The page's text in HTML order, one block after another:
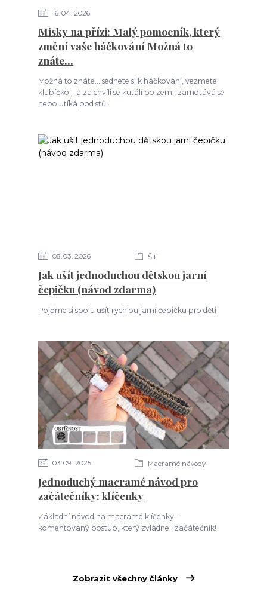
16 04 2026
Misky na přízi: Malý pomocník, který
změní vaše háčkování Možná to
znáte…
Možná to znáte… sednete si k háčkování, vezmete
klubíčko – a za chvíli se kutálí po zemi, zamotává se
nebo utíká pod stůl.
08 03 2026 Šití
Jak ušít jednoduchou dětskou jarní
čepičku (návod zdarma)
Pojďme si spolu ušít rychlou jarní čepičku pro děti
03 09 2025 Macramé návody
Jednoduchý macramé návod pro
začátečníky: klíčenky
Základní návod na macramé klíčenky -
komentovaný postup, který zvládne i začátečník!
Zobrazit všechny články